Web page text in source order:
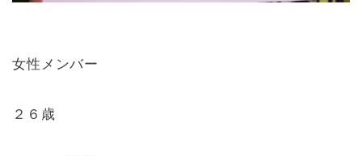
女性メンバー
２６歳